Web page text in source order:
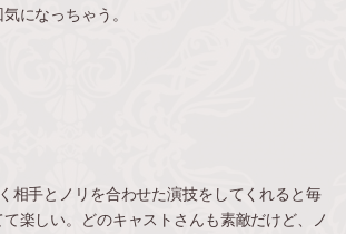
になっちゃう。
相手とノリを合わせた演技をしてくれると毎
楽しい。どのキャストさんも素敵だけど、ノ